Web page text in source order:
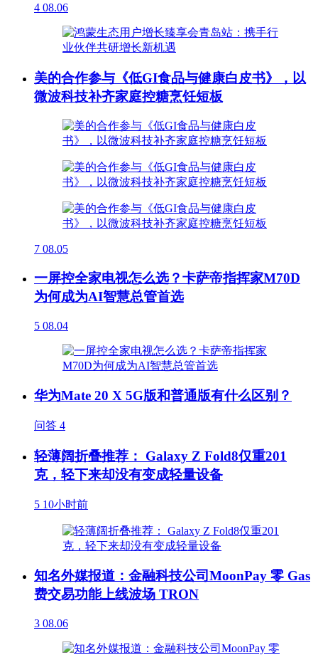
4 08.06
美的合作参与《低GI食品与健康白皮书》，以
微波科技补齐家庭控糖烹饪短板
7 08.05
一屏控全家电视怎么选？卡萨帝指挥家M70D
为何成为AI智慧总管首选
5 08.04
华为Mate 20 X 5G版和普通版有什么区别？
问答 4
轻薄阔折叠推荐： Galaxy Z Fold8仅重201
克，轻下来却没有变成轻量设备
5 10小时前
知名外媒报道：金融科技公司MoonPay 零 Gas
费交易功能上线波场 TRON
3 08.06